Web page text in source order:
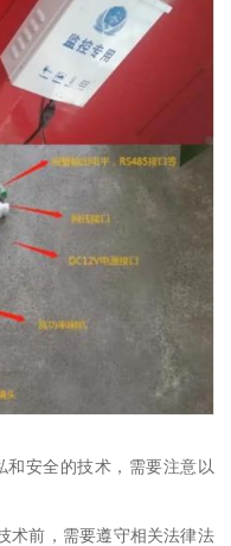
安全的技术，需要注意以
术前，需要遵守相关法律法